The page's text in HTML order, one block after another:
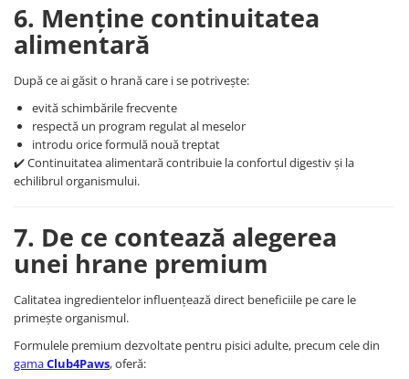
6. Menține continuitatea
alimentară
După ce ai găsit o hrană care i se potrivește:
evită schimbările frecvente
respectă un program regulat al meselor
introdu orice formulă nouă treptat
✔️ Continuitatea alimentară contribuie la confortul digestiv și la
echilibrul organismului.
7. De ce contează alegerea
unei hrane premium
Calitatea ingredientelor influențează direct beneficiile pe care le
primește organismul.
Formulele premium dezvoltate pentru pisici adulte, precum cele din
gamaClub4Paws, oferă: